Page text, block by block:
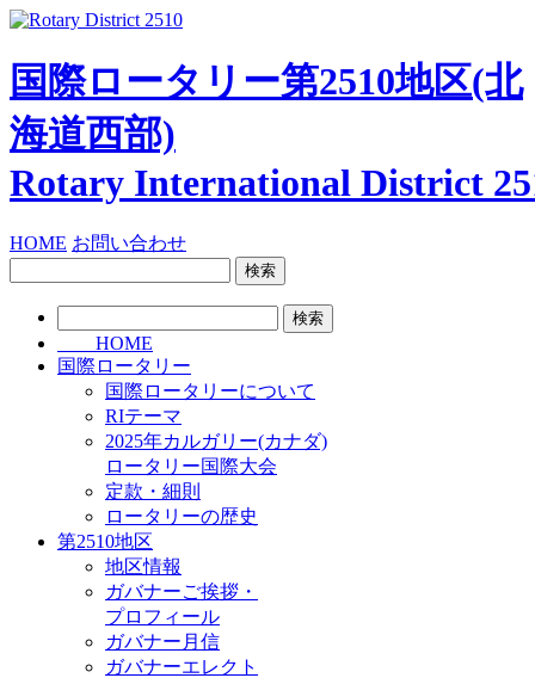
国際ロータリー第2510地区(北
海道西部)
Rotary International District
HOME お問い合わせ
HOME
国際ロータリー
国際ロータリーについて
RIテーマ
2025年カルガリー(カナダ)
ロータリー国際大会
定款・細則
ロータリーの歴史
第2510地区
地区情報
ガバナーご挨拶・
プロフィール
ガバナー月信
ガバナーエレクト